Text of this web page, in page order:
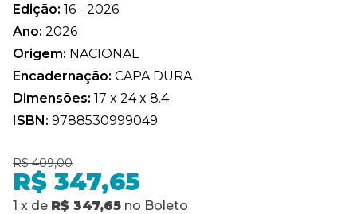
Edição: 16 - 2026
Ano: 2026
Origem: NACIONAL
Encadernação: CAPA DURA
Dimensões: 17 x 24 x 8.4
ISBN: 9788530999049
R$ 409,00
R$ 347,65
1 x de R$ 347,65 no Boleto